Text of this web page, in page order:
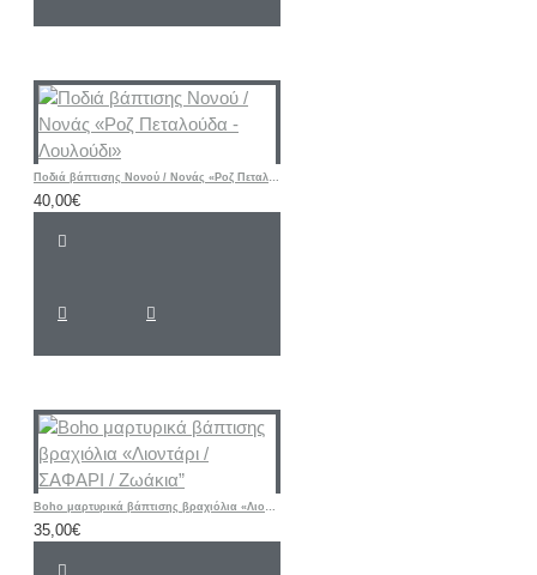
Ποδιά βάπτισης Νονού / Νονάς «Ροζ Πεταλούδα - Λουλούδι»
40,00€
Boho μαρτυρικά βάπτισης βραχιόλια «Λιοντάρι / ΣΑΦΑΡΙ / Ζωάκια”
35,00€